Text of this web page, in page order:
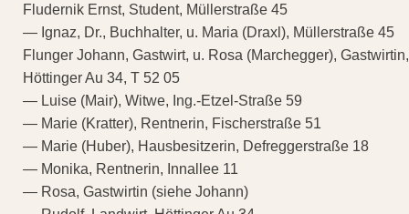
Fludernik Ernst, Student, Müllerstraße 45
— Ignaz, Dr., Buchhalter, u. Maria (Draxl), Müllerstraße 45
Flunger Johann, Gastwirt, u. Rosa (Marchegger), Gastwirtin,
Höttinger Au 34, T 52 05
— Luise (Mair), Witwe, Ing.-Etzel-Straße 59
— Marie (Kratter), Rentnerin, Fischerstraße 51
— Marie (Huber), Hausbesitzerin, Defreggerstraße 18
— Monika, Rentnerin, Innallee 11
— Rosa, Gastwirtin (siehe Johann)